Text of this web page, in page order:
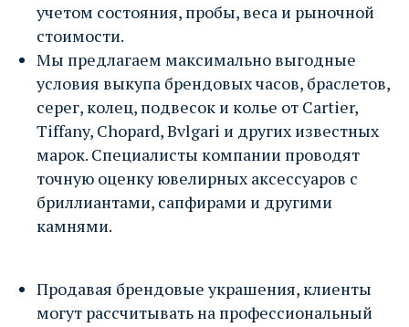
учетом состояния, пробы, веса и рыночной
стоимости.
Мы предлагаем максимально выгодные
условия выкупа брендовых часов, браслетов,
серег, колец, подвесок и колье от Cartier,
Tiffany, Chopard, Bvlgari и других известных
марок. Специалисты компании проводят
точную оценку ювелирных аксессуаров с
бриллиантами, сапфирами и другими
камнями.
Продавая брендовые украшения, клиенты
могут рассчитывать на профессиональный
ПОКАЗАТЬ НА КАРТЕ →
офис КИЕВСКАЯ
ул. Киевская 2, ТЦ Киевский
м. Киевская, 1 мин. пешком
Парковка в ТЦ Киевский
ЗАПИСАТЬСЯ→